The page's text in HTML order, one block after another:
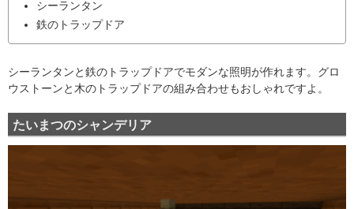
シーランタン
鉄のトラップドア
シーランタンと鉄のトラップドアでモダンな照明が作れます。グロ
ウストーンと木のトラップドアの組み合わせもおしゃれですよ。
たいまつのシャンデリア